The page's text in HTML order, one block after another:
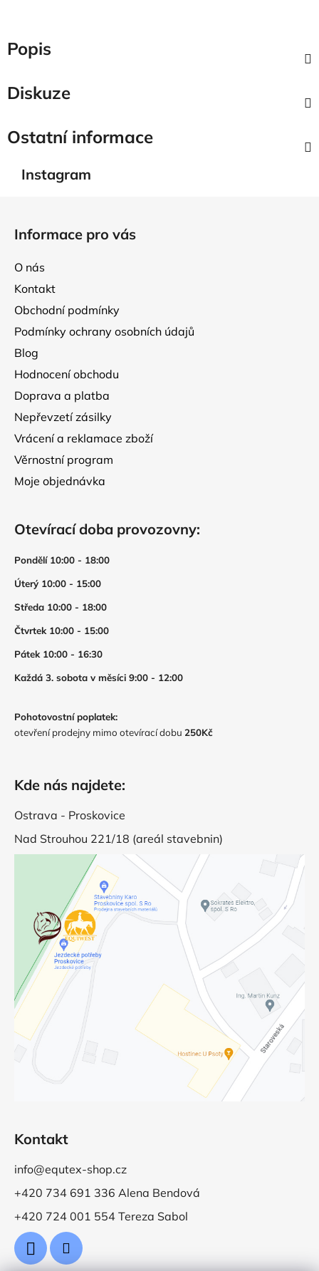
Popis
Diskuze
Ostatní informace
Instagram
Informace pro vás
O nás
Kontakt
Obchodní podmínky
Podmínky ochrany osobních údajů
Blog
Hodnocení obchodu
Doprava a platba
Nepřevzetí zásilky
Vrácení a reklamace zboží
Věrnostní program
Moje objednávka
Otevírací doba provozovny:
Pondělí 10:00 - 18:00
Úterý 10:00 - 15:00
Středa 10:00 - 18:00
Čtvrtek 10:00 - 15:00
Pátek 10:00 - 16:30
Každá 3. sobota v měsíci 9:00 - 12:00
Pohotovostní poplatek:
otevření prodejny mimo otevírací dobu 250Kč
Kde nás najdete:
Ostrava - Proskovice
Nad Strouhou 221/18 (areál stavebnin)
Kontakt
info@equtex-shop.cz
+420 734 691 336 Alena Bendová
+420 724 001 554 Tereza Sabol